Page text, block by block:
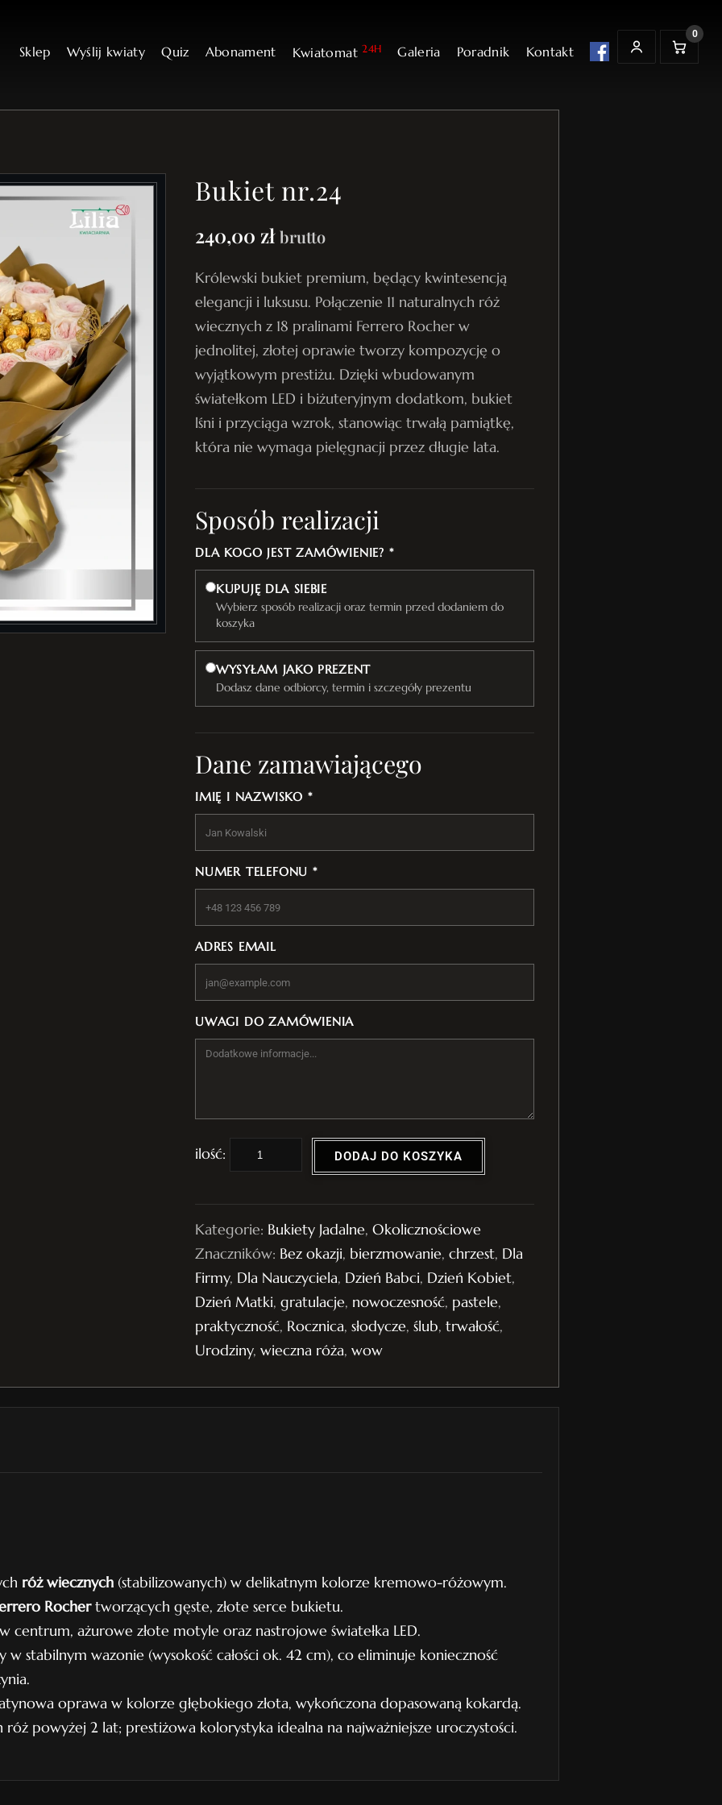
Sklep Wyślij kwiaty Quiz Abonament Kwiatomat 24H Galeria Poradnik Kontakt MOJE KONTO
0
K
o
Bukiet nr.24
240,00 zł brutto
Królewski bukiet premium, będący kwintesencją
elegancji i luksusu. Połączenie 11 naturalnych róż
wiecznych z 18 pralinami Ferrero Rocher w
jednolitej, złotej oprawie tworzy kompozycję o
wyjątkowym prestiżu. Dzięki wbudowanym
światełkom LED i biżuteryjnym dodatkom, bukiet
lśni i przyciąga wzrok, stanowiąc trwałą pamiątkę,
która nie wymaga pielęgnacji przez długie lata.
Sposób realizacji
DLA KOGO JEST ZAMÓWIENIE? *
KUPUJĘ DLA SIEBIE
Wybierz sposób realizacji oraz termin przed dodaniem do
koszyka
WYSYŁAM JAKO PREZENT
Dodasz dane odbiorcy, termin i szczegóły prezentu
Dane zamawiającego
IMIĘ I NAZWISKO *
NUMER TELEFONU *
ADRES EMAIL
UWAGI DO ZAMÓWIENIA
l
t
DODAJ DO KOSZYKA
Kategorie: Bukiety Jadalne, Okolicznościowe
Znaczników: Bez okazji, bierzmowanie, chrzest, Dla
Firmy, Dla Nauczyciela, Dzień Babci, Dzień Kobiet,
Dzień Matki, gratulacje, nowoczesność, pastele,
praktyczność, Rocznica, słodycze, ślub, trwałość,
Urodziny, wieczna róża, wow
róż wiecznych (stabilizowanych) w delikatnym kolorze kremowo-różowym.
Rochertworzących gęste, złote serce bukietu.
centrum, ażurowe złote motyle oraz nastrojowe światełka LED.
w stabilnym wazonie (wysokość całości ok. 42 cm), co eliminuje konieczność
oprawa w kolorze głębokiego złota, wykończona dopasowaną kokardą.
róż powyżej 2 lat; prestiżowa kolorystyka idealna na najważniejsze uroczystości.